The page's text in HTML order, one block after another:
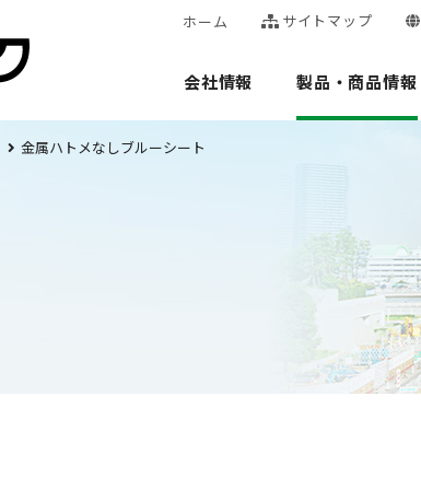
ホーム サイトマップ
会社情報 製品・商品情報
金属ハトメなしブルーシート